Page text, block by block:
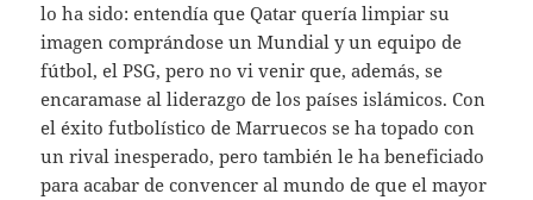
lo ha sido: entendía que Qatar quería limpiar su
imagen comprándose un Mundial y un equipo de
fútbol, el PSG, pero no vi venir que, además, se
encaramase al liderazgo de los países islámicos. Con
el éxito futbolístico de Marruecos se ha topado con
un rival inesperado, pero también le ha beneficiado
para acabar de convencer al mundo de que el mayor